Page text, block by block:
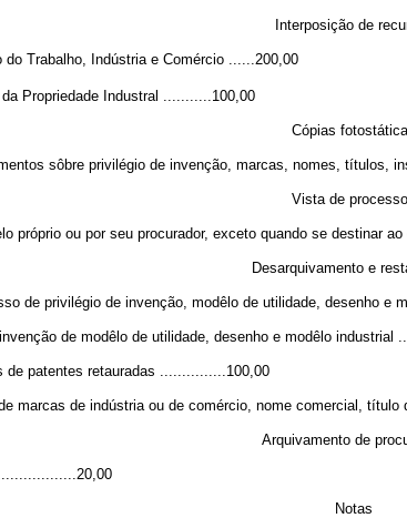
Interposição de
Trabalho, Indústria e Comércio ......200,00
Propriedade Industral ...........100,00
Cópias
sôbre privilégio de invenção, marcas, nomes, títulos,
Vista de
ou por seu procurador, exceto quando se destinar
Desarquivamento e
privilégio de invenção, modêlo de utilidade, desenho e
de modêlo de utilidade, desenho e modêlo
patentes retauradas ...............100,00
de indústria ou de comércio, nome comercial, título
Arquivamento de
Notas